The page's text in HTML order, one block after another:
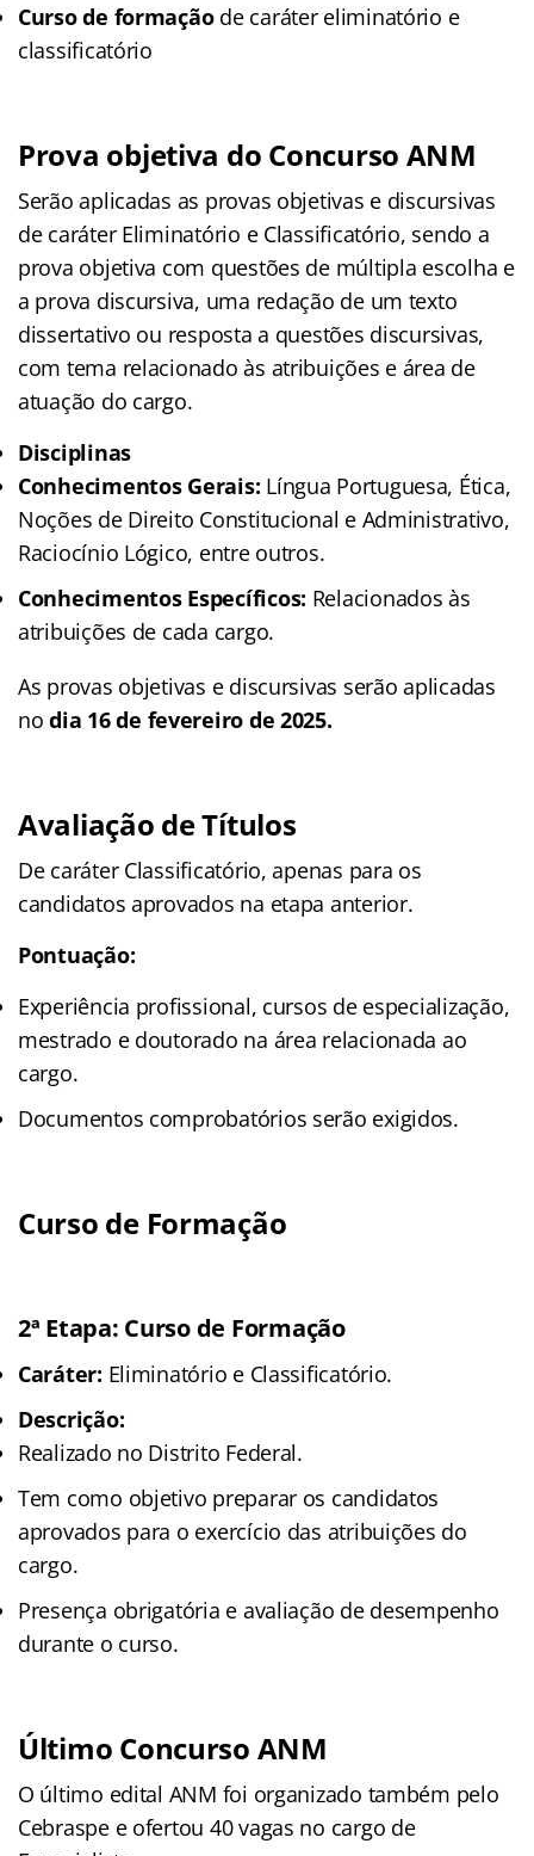
Curso de formação de caráter eliminatório e
classificatório
Prova objetiva do Concurso ANM
Serão aplicadas as provas objetivas e discursivas
de caráter Eliminatório e Classificatório, sendo a
prova objetiva com questões de múltipla escolha e
a prova discursiva, uma redação de um texto
dissertativo ou resposta a questões discursivas,
com tema relacionado às atribuições e área de
atuação do cargo.
Disciplinas
Conhecimentos Gerais: Língua Portuguesa, Ética,
Noções de Direito Constitucional e Administrativo,
Raciocínio Lógico, entre outros.
Conhecimentos Específicos: Relacionados às
atribuições de cada cargo.
As provas objetivas e discursivas serão aplicadas
nodia 16 de fevereiro de 2025.
Avaliação de Títulos
De caráter Classificatório, apenas para os
candidatos aprovados na etapa anterior.
Pontuação:
Experiência profissional, cursos de especialização,
mestrado e doutorado na área relacionada ao
cargo.
Documentos comprobatórios serão exigidos.
Curso de Formação
2ª Etapa: Curso de Formação
Caráter: Eliminatório e Classificatório.
Descrição:
Realizado no Distrito Federal.
Tem como objetivo preparar os candidatos
aprovados para o exercício das atribuições do
cargo.
Presença obrigatória e avaliação de desempenho
durante o curso.
Último Concurso ANM
O último edital ANM foi organizado também pelo
Cebraspe e ofertou 40 vagas no cargo de